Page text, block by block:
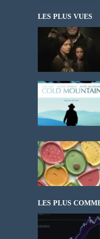
LES PLUS VUES
LES PLUS